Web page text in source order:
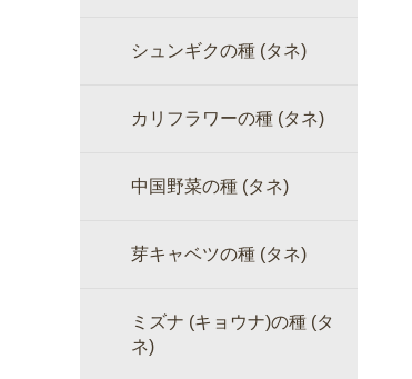
シュンギクの種 (タネ)
カリフラワーの種 (タネ)
中国野菜の種 (タネ)
芽キャベツの種 (タネ)
ミズナ (キョウナ)の種 (タ
ネ)